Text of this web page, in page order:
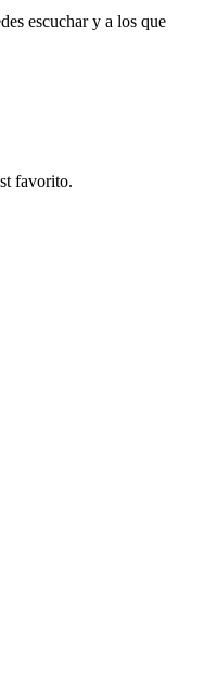
escuchar y a los que
favorito.